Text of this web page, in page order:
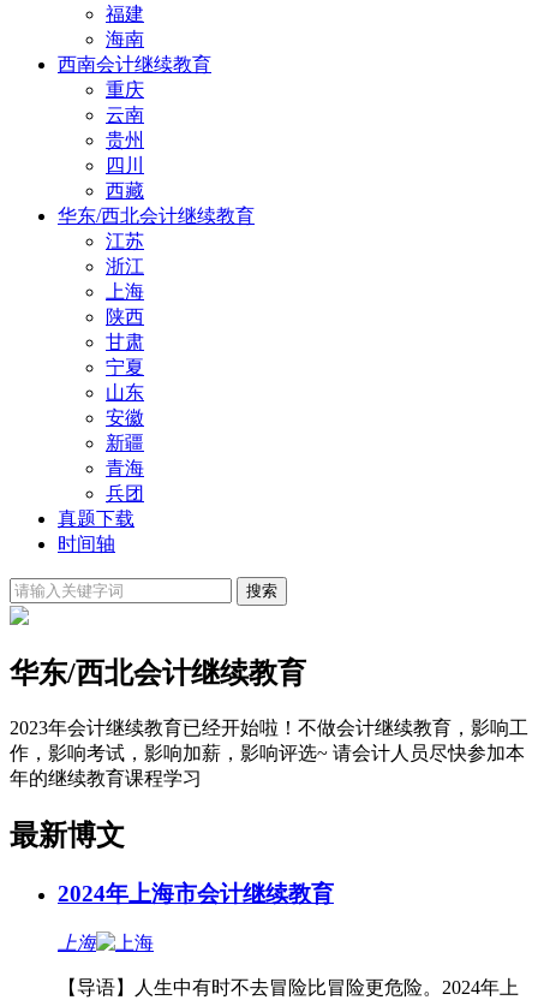
福建
海南
西南会计继续教育
重庆
云南
贵州
四川
西藏
华东/西北会计继续教育
江苏
浙江
上海
陕西
甘肃
宁夏
山东
安徽
新疆
青海
兵团
真题下载
时间轴
华东/西北会计继续教育
2023年会计继续教育已经开始啦！不做会计继续教育，影响工
作，影响考试，影响加薪，影响评选~ 请会计人员尽快参加本
年的继续教育课程学习
最新博文
2024年上海市会计继续教育
上海
【导语】人生中有时不去冒险比冒险更危险。2024年上